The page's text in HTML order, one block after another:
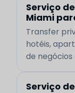
Serviço
Miami
Transfer
hotéis,
de negócios
Serviço